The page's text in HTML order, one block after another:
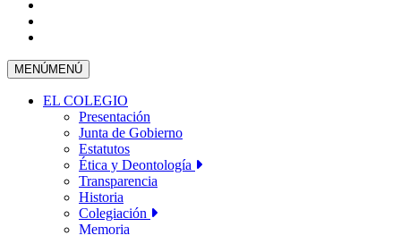
MENÚMENÚ
EL COLEGIO
Presentación
Junta de Gobierno
Estatutos
Ética y Deontología
Transparencia
Historia
Colegiación
Memoria